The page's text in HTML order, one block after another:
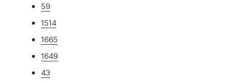
59
1514
1665
1649
43